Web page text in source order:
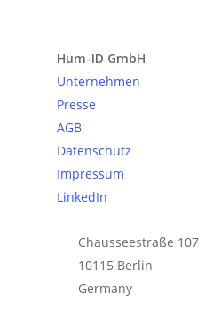
Hum-ID GmbH
Unternehmen
Presse
AGB
Datenschutz
Impressum
LinkedIn
Chausseestraße 107
10115 Berlin
Germany